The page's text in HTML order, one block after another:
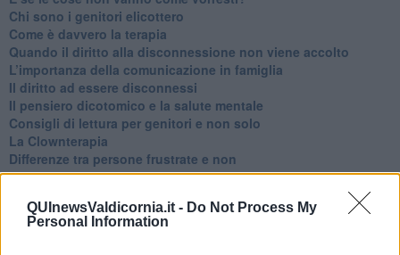
QUInewsValdicornia.it - Do Not Process My
Personal Information
​Chi sono i genitori elicottero
Come è davvero la terapia
Quando il diritto alla disconnessione non viene accolto
​L’importanza della comunicazione in famiglia
​Il diritto ad essere disconnessi
​Il pensiero dicotomico e la salute mentale
​Consigli di lettura per genitori e non solo
​La Clownterapia
​Differenze tra persone frustrate e non
L’invisibile fatica mentale
​Buone Vacan(si)e!
​Il lato positivo delle cose